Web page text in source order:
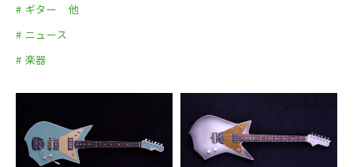
# ギター 他
# ニュース
# 楽器